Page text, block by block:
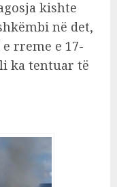
kishte
në det,
rreme e 17-
ka tentuar të